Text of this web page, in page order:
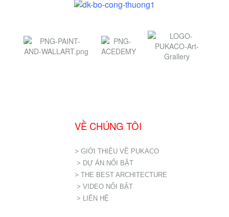
VỀ CHÚNG TÔI
> GIỚI THIỆU VỀ PUKACO
> DỰ ÁN NỔI BẬT
> THE BEST ARCHITECTURE
> VIDEO NỔI BẬT
> LIÊN HỆ